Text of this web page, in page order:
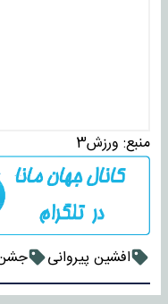
منبع: ورزش3
افشین پیروانی